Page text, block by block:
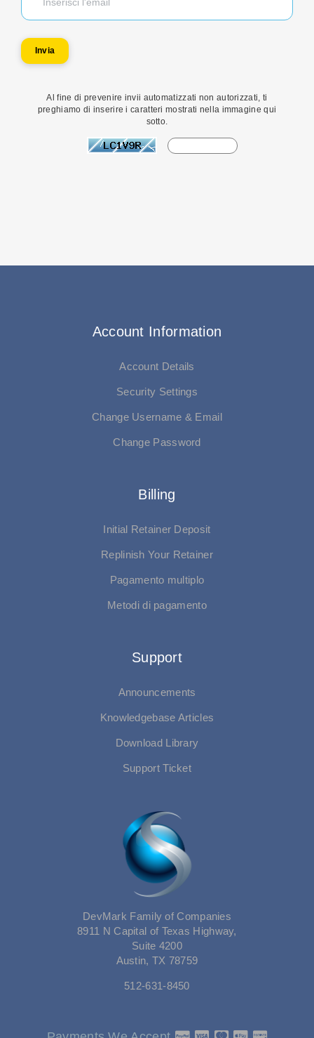
Invia
Al fine di prevenire invii automatizzati non autorizzati, ti
preghiamo di inserire i caratteri mostrati nella immagine qui
sotto.
Account Information
Account Details
Security Settings
Change Username & Email
Change Password
Billing
Initial Retainer Deposit
Replinish Your Retainer
Pagamento multiplo
Metodi di pagamento
Support
Announcements
Knowledgebase Articles
Download Library
Support Ticket
DevMark Family of Companies
8911 N Capital of Texas Highway,
Suite 4200
Austin, TX 78759
512-631-8450